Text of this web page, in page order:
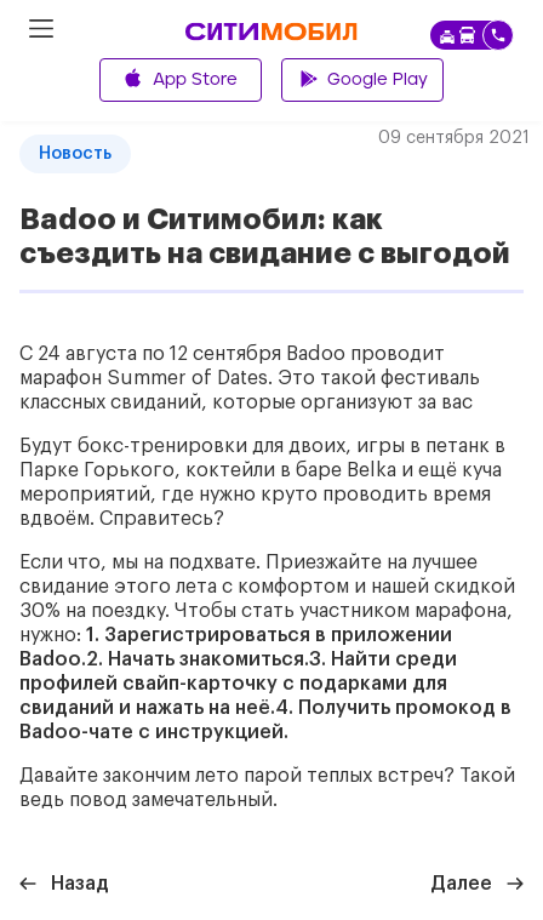
App Store Google Play
сентября
09 2021
Новость
Badoo и Ситимобил: как
съездить на свидание с выгодой
С 24 августа по 12 сентября Badoo проводит
марафон Summer of Dates. Это такой фестиваль
классных свиданий, которые организуют за вас
Будут бокс-тренировки для двоих, игры в петанк в
Парке Горького, коктейли в баре Belka и ещё куча
мероприятий, где нужно круто проводить время
вдвоём. Справитесь?
Если что, мы на подхвате. Приезжайте на лучшее
свидание этого лета с комфортом и нашей скидкой
30% на поездку. Чтобы стать участником марафона,
нужно: 1. Зарегистрироваться в приложении
Badoo.2. Начать знакомиться.3. Найти среди
профилей свайп-карточку с подарками для
свиданий и нажать на неё.4. Получить промокод в
Badoo-чате с инструкцией.
Давайте закончим лето парой теплых встреч? Такой
ведь повод замечательный.
Назад Далее